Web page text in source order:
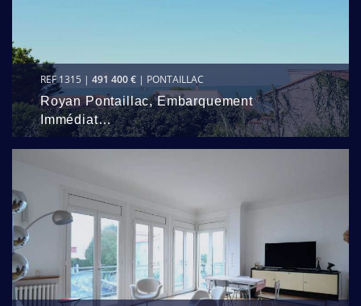
REF 1315 | 491 400 € | PONTAILLAC
Royan Pontaillac, Embarquement
Immédiat…